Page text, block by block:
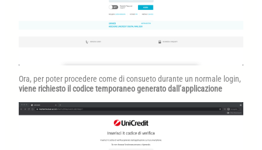
Ora, per poter procedere come di consueto durante un normale login,
viene richiesto il codice temporaneo generato dall’applicazione